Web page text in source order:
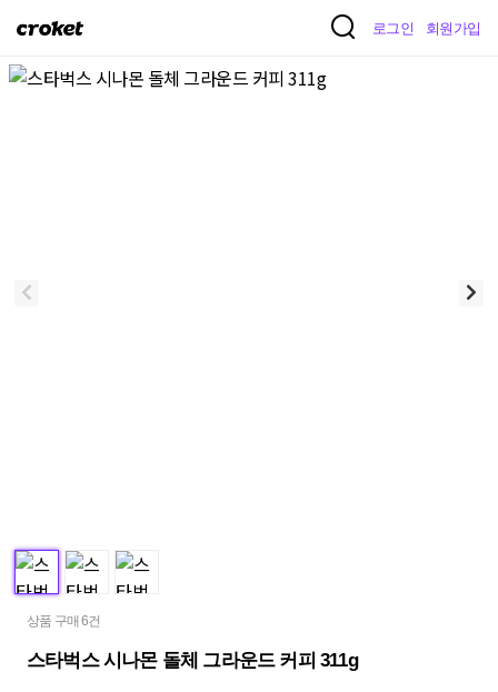
크
켓
로그인 회원가입
상품 구매 6건
스타벅스 시나몬 돌체 그라운드 커피 311g